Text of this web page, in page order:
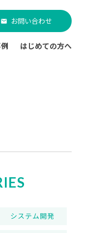
お問い合わせ
はじめての方へ
システム開発